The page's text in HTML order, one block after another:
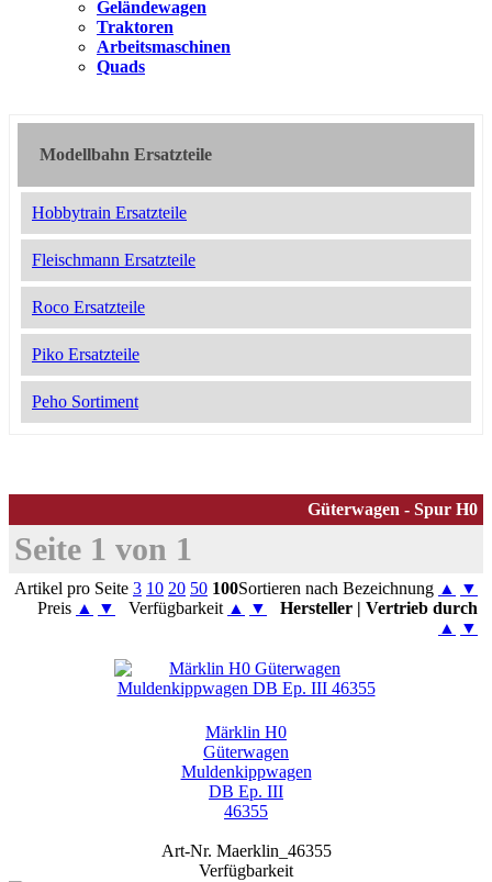
Geländewagen
Traktoren
Arbeitsmaschinen
Quads
Modellbahn Ersatzteile
Hobbytrain Ersatzteile
Fleischmann Ersatzteile
Roco Ersatzteile
Piko Ersatzteile
Peho Sortiment
Güterwagen - Spur H0
Seite 1 von 1
Artikel pro Seite 3 10 20 50 100Sortieren nach Bezeichnung ▲
▼
Preis ▲ ▼ Verfügbarkeit ▲ ▼
Hersteller | Vertrieb durch
▲
▼
Märklin H0
Güterwagen
Muldenkippwagen
DB Ep. III
46355
Art-Nr. Maerklin_46355
Verfügbarkeit